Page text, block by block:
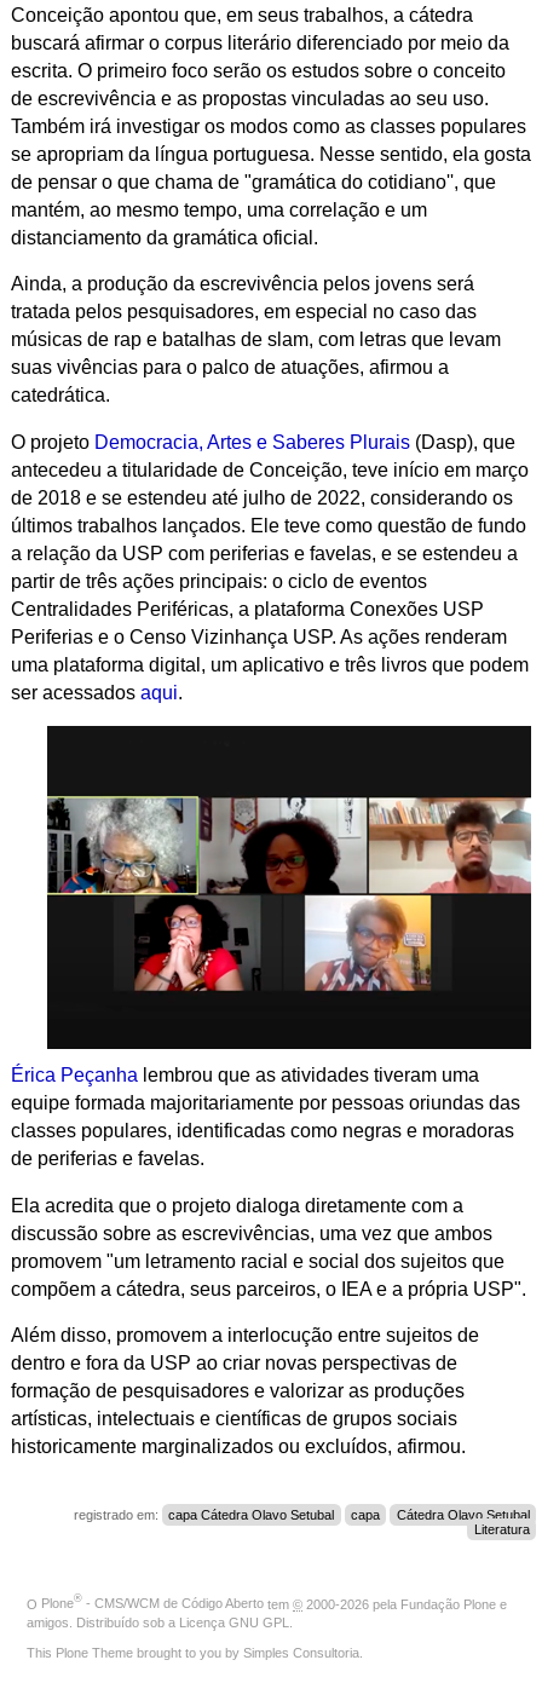
Conceição apontou que, em seus trabalhos, a cátedra
buscará afirmar o corpusliterário diferenciado por meio da
escrita. O primeiro foco serão os estudos sobre o conceito
de escrevivência e as propostas vinculadas ao seu uso.
Também irá investigar os modos como as classes populares
se apropriam da língua portuguesa. Nesse sentido, ela gosta
de pensar o que chama de "gramática do cotidiano'', que
mantém, ao mesmo tempo, uma correlação e um
distanciamento da gramática oficial.
Ainda, a produção da escrevivência pelos jovens será
tratada pelos pesquisadores, em especial no caso das
músicas de rap e batalhas de slam, com letras que levam
suas vivências para o palco de atuações, afirmou a
catedrática.
O projeto Democracia, Artes e Saberes Plurais(Dasp), que
antecedeu a titularidade de Conceição, teve início em março
de 2018 e se estendeu até julho de 2022, considerando os
últimos trabalhos lançados. Ele teve como questão de fundo
a relação da USP com periferias e favelas, e se estendeu a
partir de três ações principais: o ciclo de eventos
Centralidades Periféricas, a plataforma Conexões USP
Periferias e o Censo Vizinhança USP. As ações renderam
uma plataforma digital, um aplicativo e três livros que podem
ser acessados aqui.
Érica Peçanha lembrou que as atividades tiveram uma
equipe formada majoritariamente por pessoas oriundas das
classes populares, identificadas como negras e moradoras
de periferias e favelas.
Ela acredita que o projeto dialoga diretamente com a
discussão sobre as escrevivências, uma vez que ambos
promovem "um letramento racial e social dos sujeitos que
compõem a cátedra, seus parceiros, o IEA e a própria USP".
Além disso, promovem a interlocução entre sujeitos de
dentro e fora da USP ao criar novas perspectivas de
formação de pesquisadores e valorizar as produções
artísticas, intelectuais e científicas de grupos sociais
historicamente marginalizados ou excluídos, afirmou.
registrado em: capa Cátedra Olavo Setubal capa
Cátedra Olavo Setubal
Literatura
O Plone® - CMS/WCM de Código Aberto tem © 2000-2026 pela Fundação Plone e
amigos. Distribuído sob a
Licença GNU GPL
This Plone Theme brought to you by Simples Consultoria